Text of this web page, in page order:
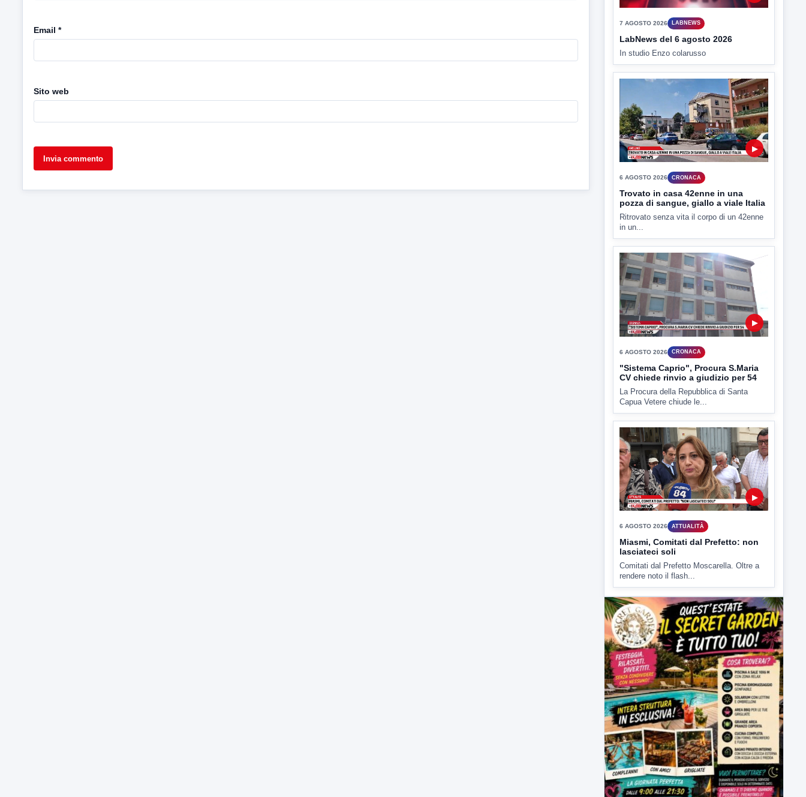
Email *
Sito web
6 AGOSTO 2026 CRONACA
Trovato in casa 42enne in una
pozza di sangue, giallo a viale Italia
Ritrovato senza vita il corpo di un 42enne
in un...
▶
6 AGOSTO 2026
"Sistema Caprio", Procura S.Maria
CV chiede rinvio a giudizio per 54
La Procura della Repubblica di Santa
Capua Vetere chiude le...
▶
6 AGOSTO 2026 ATTUALITÀ
Miasmi, Comitati dal Prefetto: non
lasciateci soli
Comitati dal Prefetto Moscarella. Oltre a
rendere noto il flash...